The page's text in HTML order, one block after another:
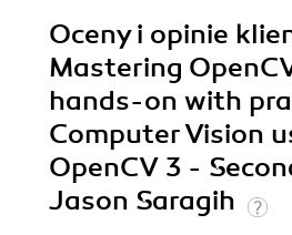
Oceny i opinie
Mastering
hands-on with
Computer Vision
OpenCV 3 -
Jason Saragih